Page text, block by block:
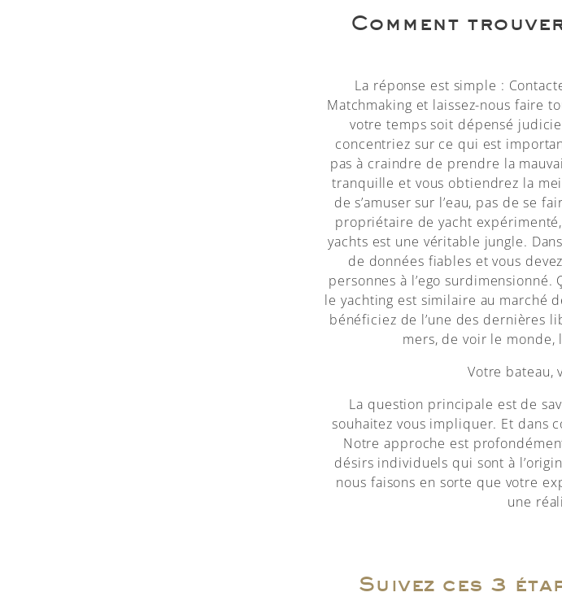
Comment
La réponse est simple :
Matchmaking et laissez-nous faire
votre temps soit dépensé
concentriez sur ce qui est
pas à craindre de prendre la
tranquille et vous obtiendrez la
de s’amuser sur l’eau, pas de se
propriétaire de yacht
yachts est une véritable jungle.
de données fiables et vous
personnes à l’ego surdimensionné.
le yachting est similaire au marché
bénéficiez de l’une des dernières
mers, de voir le monde,
Votre bateau,
La question principale est de
souhaitez vous impliquer. Et dans
Notre approche est
désirs individuels qui sont à
nous faisons en sorte que votre
une
Suivez ces 3